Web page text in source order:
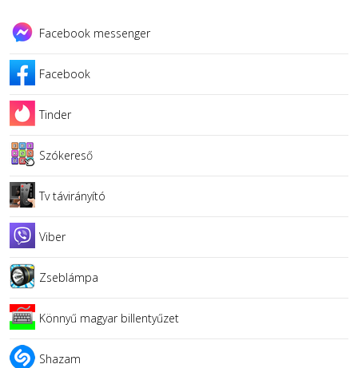
Facebook messenger
Facebook
Tinder
Szókereső
Tv távirányító
Viber
Zseblámpa
Könnyű magyar billentyűzet
Shazam